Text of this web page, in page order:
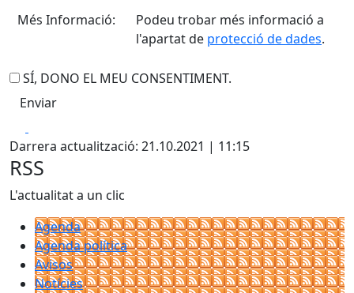
Més Informació:
Podeu trobar més informació a
l'apartat de protecció de dades.
SÍ, DONO EL MEU CONSENTIMENT.
Darrera actualització: 21.10.2021 | 11:15
RSS
L'actualitat a un clic
Agenda
Agenda política
Avisos
Notícies